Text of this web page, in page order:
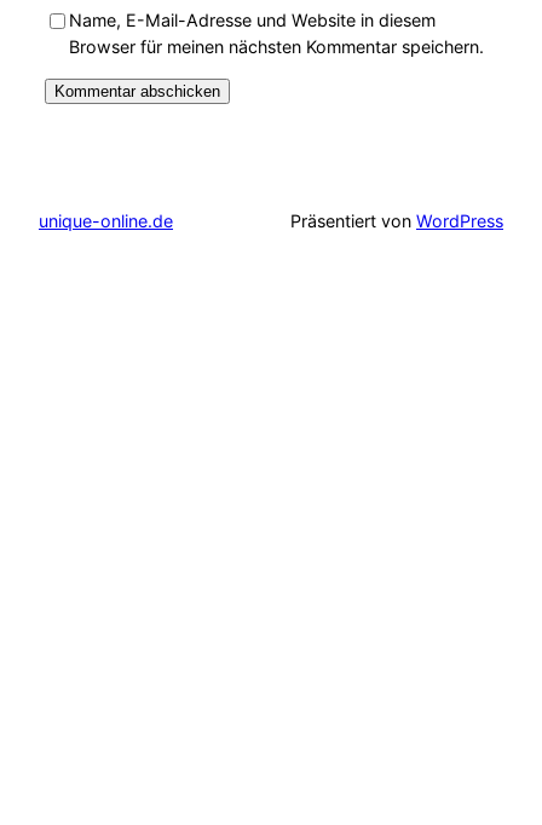
Name, E-Mail-Adresse und Website in diesem
Browser für meinen nächsten Kommentar speichern.
unique-online.de Präsentiert von WordPress